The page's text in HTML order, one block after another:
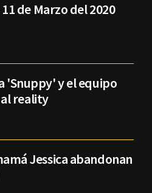
de Marzo del 2020
'Snuppy' y el equipo
reality
Jessica abandonan